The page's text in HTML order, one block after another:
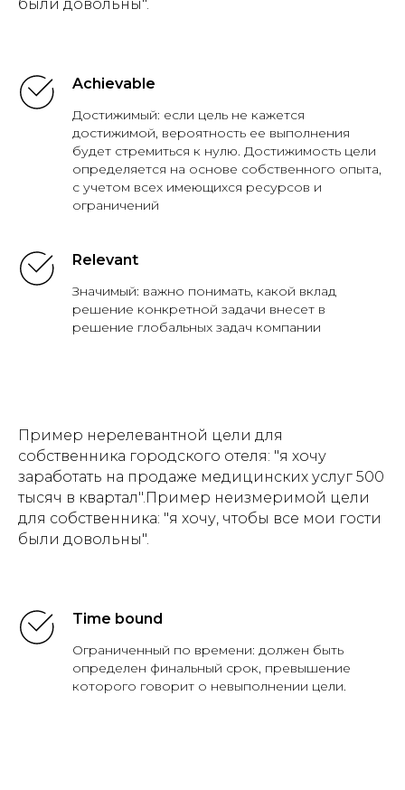
были довольны".
Achievable
Достижимый: если цель не кажется
достижимой, вероятность ее выполнения
будет стремиться к нулю. Достижимость цели
определяется на основе собственного опыта,
с учетом всех имеющихся ресурсов и
ограничений
Relevant
Значимый: важно понимать, какой вклад
решение конкретной задачи внесет в
решение глобальных задач компании
Пример нерелевантной цели для
собственника городского отеля: "я хочу
заработать на продаже медицинских услуг 500
тысяч в квартал".Пример неизмеримой цели
для собственника: "я хочу, чтобы все мои гости
были довольны".
Time bound
Ограниченный по времени: должен быть
определен финальный срок, превышение
которого говорит о невыполнении цели.